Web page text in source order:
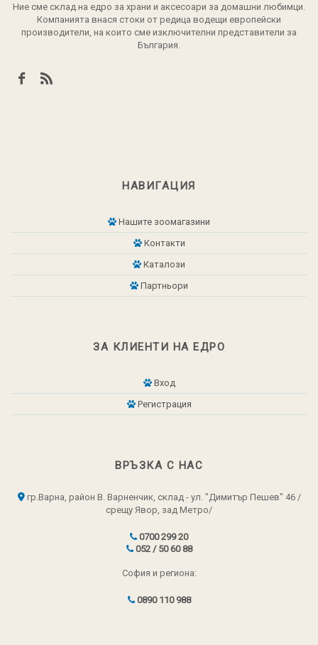
Ние сме склад на едро за храни и аксесоари за домашни любимци.
Компанията внася стоки от редица водещи европейски
производители, на които сме изключителни представители за
България.
НАВИГАЦИЯ
Нашите зоомагазини
Контакти
Каталози
Партньори
ЗА КЛИЕНТИ НА ЕДРО
Вход
Регистрация
ВРЪЗКА С НАС
гр.Варна, район В. Варненчик, склад - ул. "Димитър Пешев" 46 /
срещу Явор, зад Метро/
0700 299 20
052 / 50 60 88
София и региона:
0890 110 988